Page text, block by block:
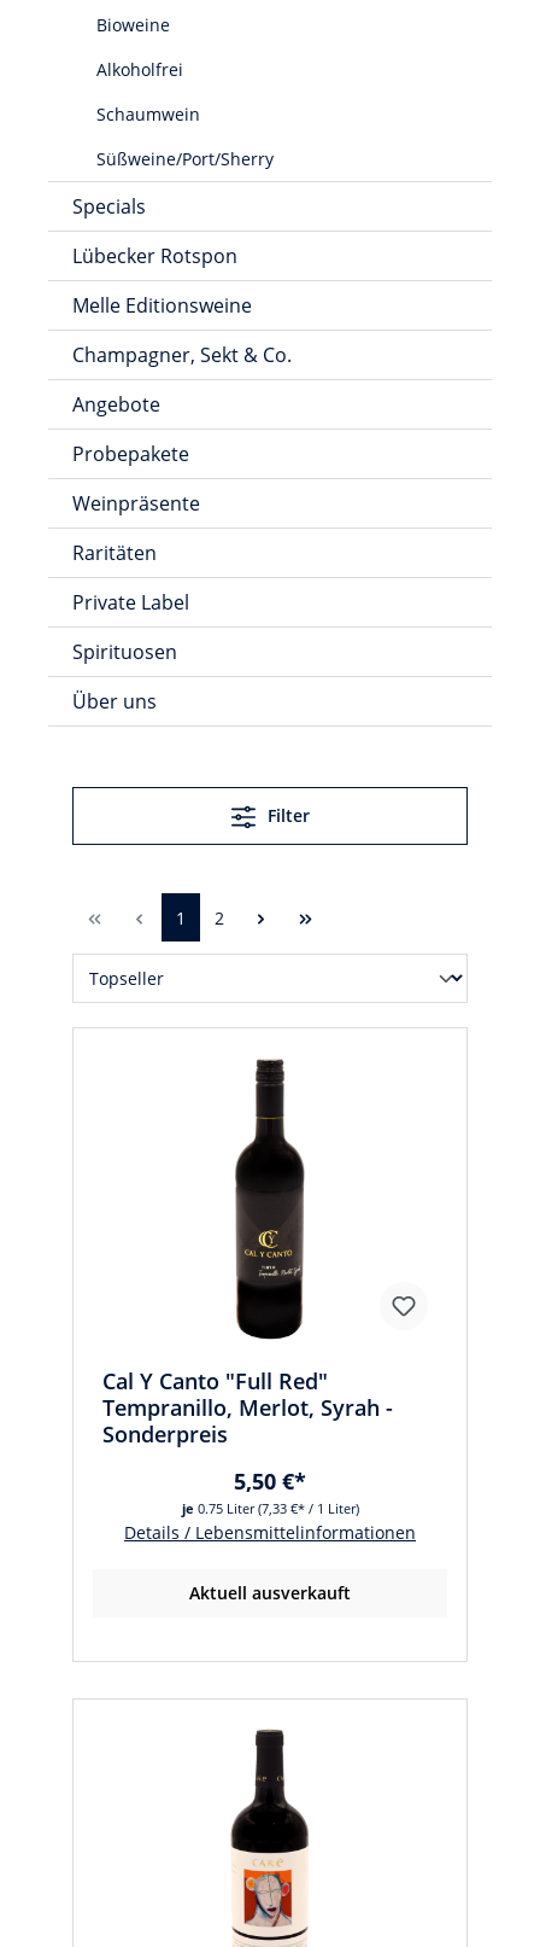
Bioweine
Alkoholfrei
Schaumwein
Süßweine/Port/Sherry
Specials
Lübecker Rotspon
Melle Editionsweine
Champagner, Sekt & Co.
Angebote
Probepakete
Weinpräsente
Raritäten
Private Label
Spirituosen
Über uns
Filter
1 2
Cal Y Canto "Full Red"
Tempranillo, Merlot, Syrah -
Sonderpreis
je 0.75 Liter(7,33 €* / 1 Liter)
5,50 €*
Details / Lebensmittelinformationen
Aktuell ausverkauft